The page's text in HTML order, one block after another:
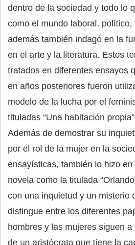
dentro de la sociedad y todo lo
como el mundo laboral, político,
además también indagó en la
en el arte y la literatura. Estos
tratados en diferentes ensayos
en años posteriores fueron
modelo de la lucha por el
tituladas “Una habitación
Además de demostrar su
por el rol de la mujer en la
ensayísticas, también lo hizo
novela como la titulada
con una inquietud y un misterio
distingue entre los diferentes
hombres y las mujeres siguen a
de un aristócrata que tiene la